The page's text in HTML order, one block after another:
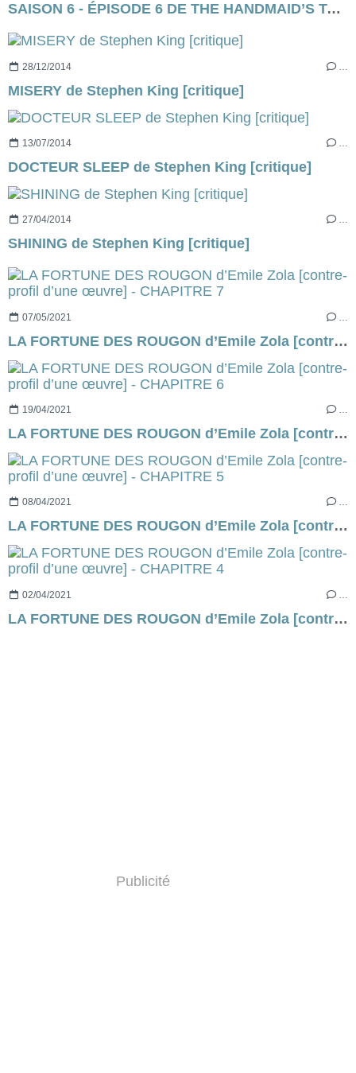
SAISON 6 - ÉPISODE 6 DE THE HANDMAID’S TALE (SURPRISE)
28/12/2014
MISERY de Stephen King [critique]
13/07/2014 …
DOCTEUR SLEEP de Stephen King [critique]
27/04/2014 …
SHINING de Stephen King [critique]
07/05/2021
LA FORTUNE DES ROUGON d’Emile Zola [contre-profil d’une œuvre] - CHAPITRE 7
19/04/2021 …
LA FORTUNE DES ROUGON d’Emile Zola [contre-profil d’une œuvre] - CHAPITRE 6
08/04/2021 …
LA FORTUNE DES ROUGON d’Emile Zola [contre-profil d’une œuvre] - CHAPITRE 5
02/04/2021 …
LA FORTUNE DES ROUGON d’Emile Zola [contre-profil d’une œuvre] - CHAPITRE 4
Publicité